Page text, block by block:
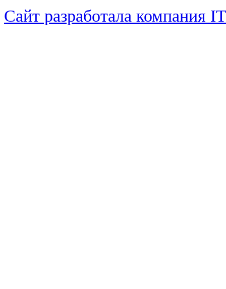
Сайт разработала компания